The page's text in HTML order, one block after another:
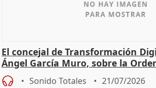
El concejal de Transformación
Ángel García Muro, sobre la
Sonido Totales 21/07/2026